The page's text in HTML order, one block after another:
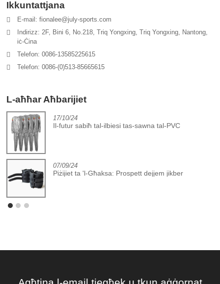
Ikkuntattjana
E-mail: fionalee@july-sports.com
Indirizz: 2F, Bini 6, No.218, Triq Yongxing, Triq Yongxing, Nantong,
iċ-Ċina
Telefon: 0086-13585225615
Telefon: 0086-(0)513-85665615
L-aħħar Aħbarijiet
17/10/24
Il-futur sabiħ tal-ilbiesi tas-sawna tal-PVC
07/09/24
Piżijiet ta 'l-Għaksa: Prospett dejjem jikber